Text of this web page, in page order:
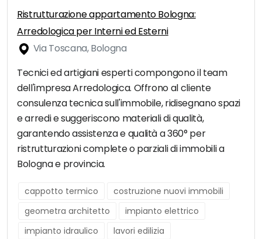
Ristrutturazione appartamento Bologna:
Arredologica per Interni ed Esterni
Via Toscana, Bologna
Tecnici ed artigiani esperti compongono il team
dell'impresa Arredologica. Offrono al cliente
consulenza tecnica sull'immobile, ridisegnano spazi
e arredi e suggeriscono materiali di qualità,
garantendo assistenza e qualità a 360° per
ristrutturazioni complete o parziali di immobili a
Bologna e provincia.
cappotto termico
costruzione nuovi immobili
geometra architetto
impianto elettrico
impianto idraulico
lavori edilizia